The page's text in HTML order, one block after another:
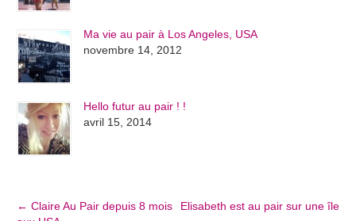
Ma vie au pair à Los Angeles, USA
novembre 14, 2012
Hello futur au pair ! !
avril 15, 2014
← Claire Au Pair depuis 8 mois
Elisabeth est au pair sur une île